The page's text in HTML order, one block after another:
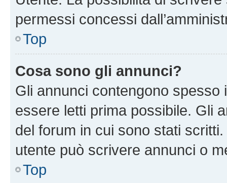
permessi concessi
Top
Cosa sono gli annunci?
Gli annunci contengono
essere letti prima possibile. Gli
del forum in cui sono stati
utente può scrivere annunci o
Top